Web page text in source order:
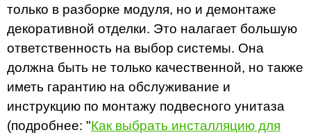
только в разборке модуля, но и демонтаже
декоративной отделки. Это налагает большую
ответственность на выбор системы. Она
должна быть не только качественной, но также
иметь гарантию на обслуживание и
инструкцию по монтажу подвесного унитаза
(подробнее: "Как выбрать инсталляцию для